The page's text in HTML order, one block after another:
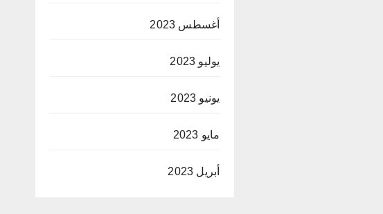
أغسطس 2023
يوليو 2023
يونيو 2023
مايو 2023
أبريل 2023